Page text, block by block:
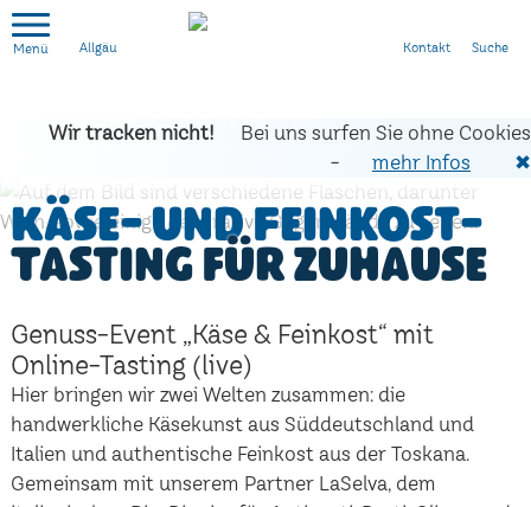
Allgäu
Wir tracken nicht!
Bei uns surfen Sie ohne Cookies
-
mehr Infos ✖
Käse- und Feinkost-
Tasting für zuhause
Genuss-Event „Käse & Feinkost“ mit
Online-Tasting (live)
Hier bringen wir zwei Welten zusammen: die
handwerkliche Käsekunst aus Süddeutschland und
Italien und authentische Feinkost aus der Toskana.
Gemeinsam mit unserem Partner LaSelva, dem